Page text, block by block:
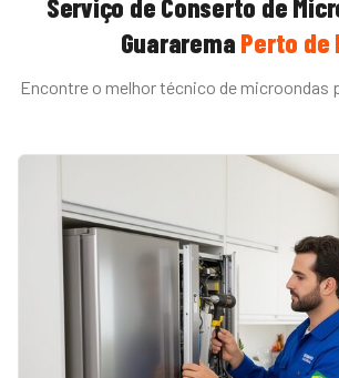
Serviço de Conserto de
Guararema Perto de
Encontre o melhor técnico de microondas